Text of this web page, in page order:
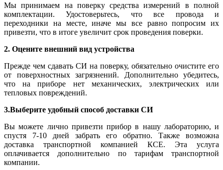
Мы принимаем на поверку средства измерений в полной
комплектации. Удостоверьтесь, что все провода и
переходники на месте, иначе мы все равно попросим их
привезти, что в итоге увеличит срок проведения поверки.
2. Оцените внешний вид устройства
Прежде чем сдавать СИ на поверку, обязательно очистите его
от поверхностных загрязнений. Дополнительно убедитесь,
что на приборе нет механических, электрических или
тепловых повреждений.
3.Выберите удобный способ доставки СИ
Вы можете лично привезти прибор в нашу лабораторию, и
спустя 7-10 дней забрать его обратно. Также возможна
доставка транспортной компанией КСЕ. Эта услуга
оплачивается дополнительно по тарифам транспортной
компании.